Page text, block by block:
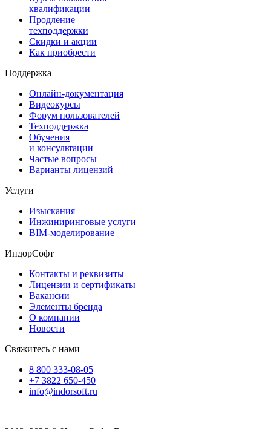
квалификации
Продление
техподдержки
Скидки и акции
Как приобрести
Поддержка
Онлайн-документация
Видеокурсы
Форум пользователей
Техподдержка
Обучения
и консультации
Частые вопросы
Варианты лицензий
Услуги
Изыскания
Инжиниринговые услуги
BIM-моделирование
ИндорСофт
Контакты и реквизиты
Лицензии и сертификаты
Вакансии
Элементы бренда
О компании
Новости
Свяжитесь с нами
8 800 333-08-05
+7 3822 650-450
info@indorsoft.ru